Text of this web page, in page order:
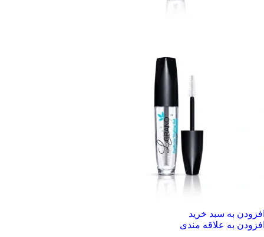
به سبد خرید
به علاقه مندی